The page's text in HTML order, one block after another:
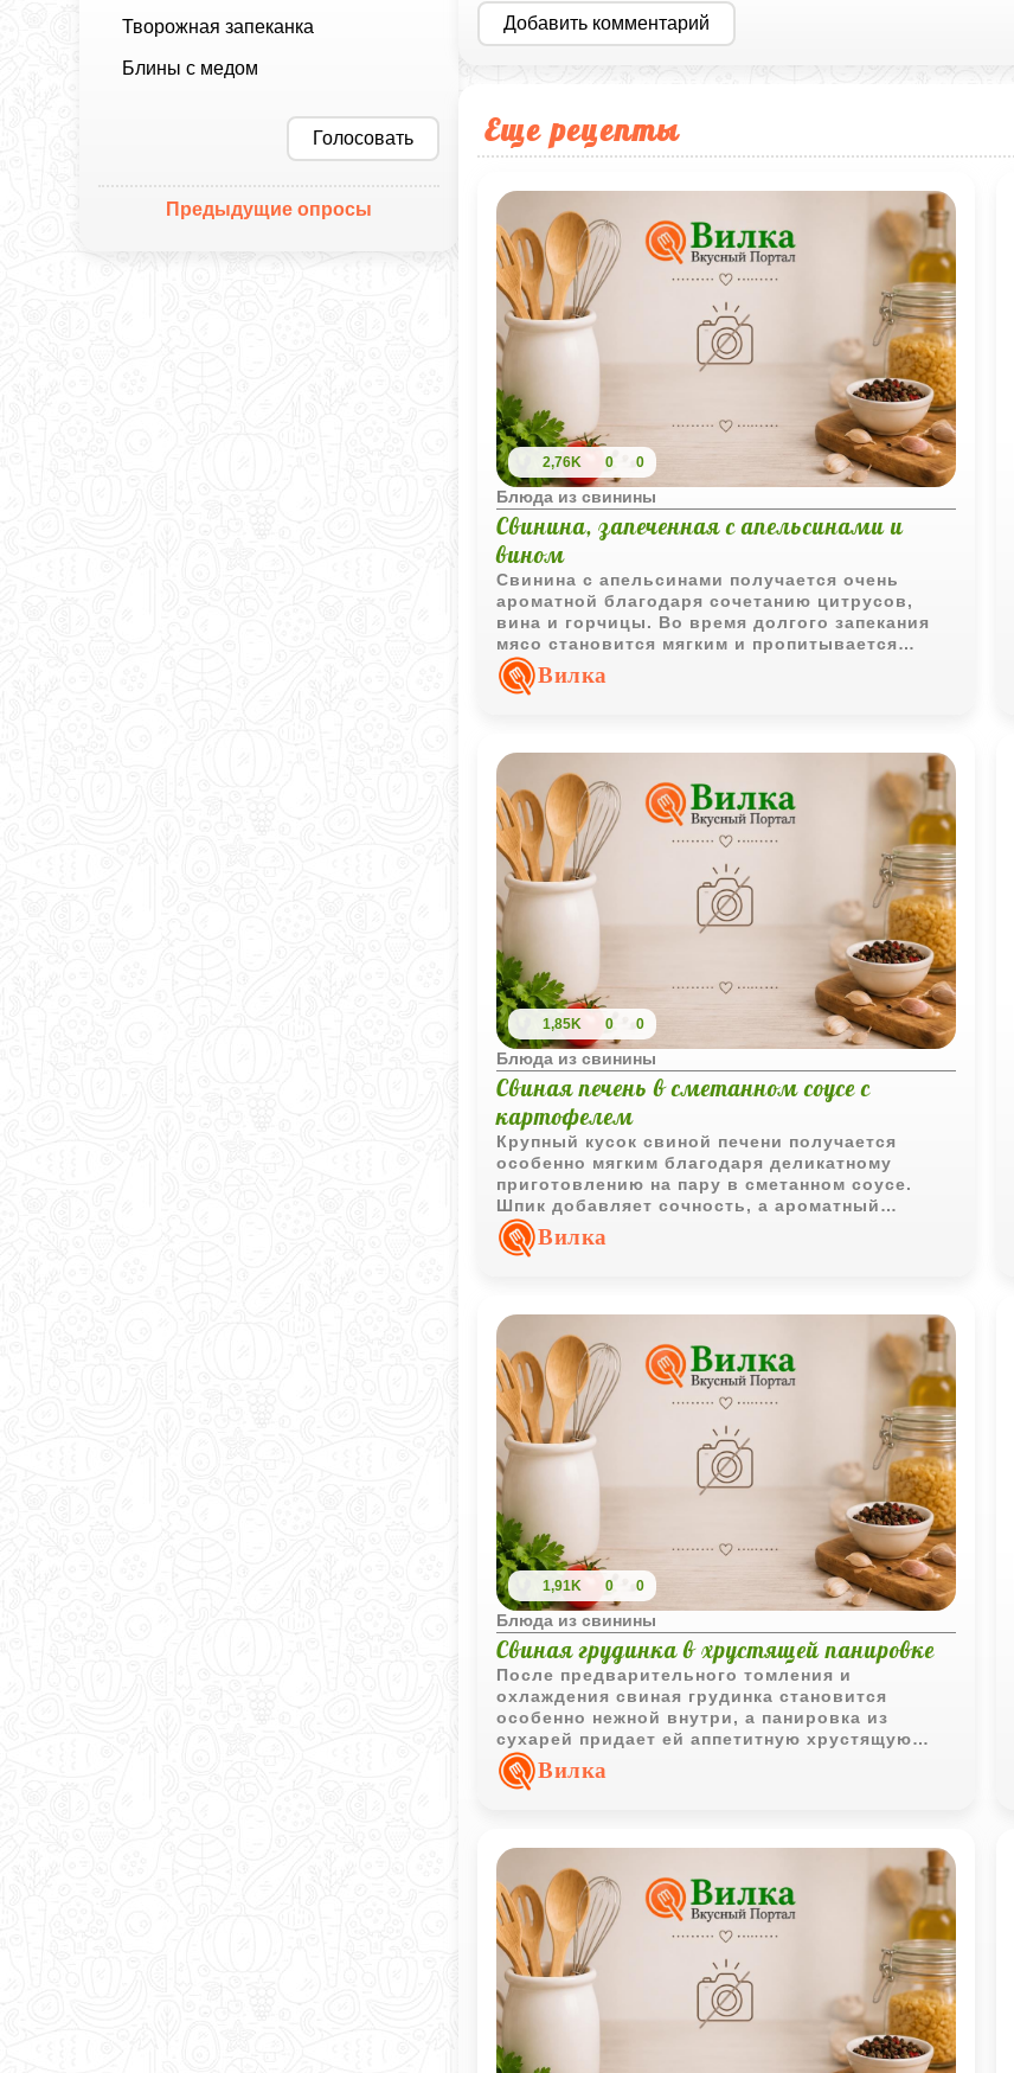
Творожная запеканка
Блины с медом
Голосовать
Предыдущие опросы
Добавить комментарий
Еще рецепты
2,76K 0 0
Блюда из свинины
Свинина, запеченная с апельсинами и
вином
Свинина с апельсинами получается очень
ароматной благодаря сочетанию цитрусов,
вина и горчицы. Во время долгого запекания
мясо становится мягким и пропитывается
легкими фруктовыми нотами.
Вилка
1,85K 0 0
Блюда из свинины
Свиная печень в сметанном соусе с
картофелем
Крупный кусок свиной печени получается
особенно мягким благодаря деликатному
приготовлению на пару в сметанном соусе.
Шпик добавляет сочность, а ароматный
картофель с зеленью делает блюдо по-
настоящему домашним.
Вилка
1,91K 0 0
Блюда из свинины
Свиная грудинка в хрустящей панировке
После предварительного томления и
охлаждения свиная грудинка становится
особенно нежной внутри, а панировка из
сухарей придает ей аппетитную хрустящую
корочку. Блюдо получается сытным и очень
ароматным.
Вилка